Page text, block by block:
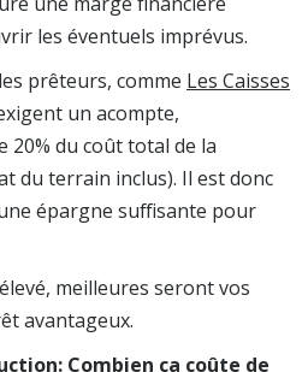
les éventuels imprévus.
prêteurs, comme Les Caisses
un acompte,
du coût total de la
du terrain inclus). Il est donc
épargne suffisante pour
meilleures seront vos
avantageux.
Combien ça coûte de